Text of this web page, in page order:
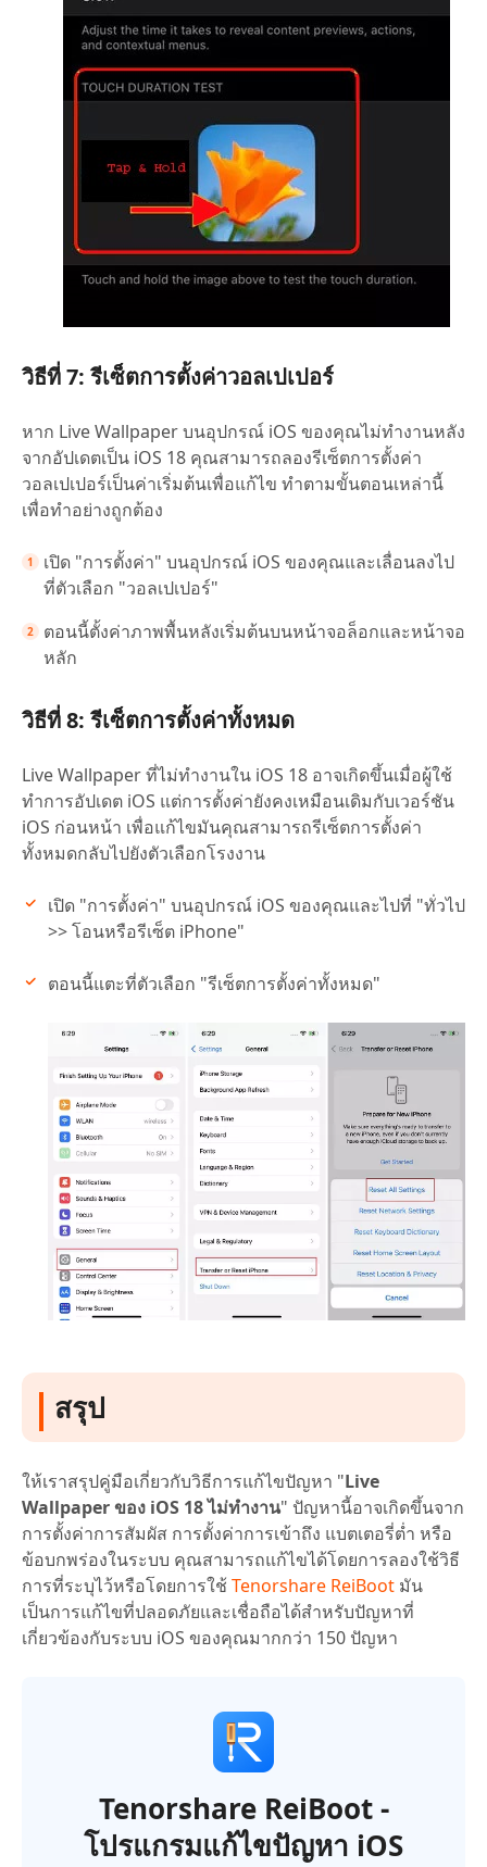
วิธีที่ 7: รีเซ็ตการตั้งค่าวอลเปเปอร์
หาก Live Wallpaper บนอุปกรณ์ iOS ของคุณไม่ทำงานหลัง
จากอัปเดตเป็น iOS 18 คุณสามารถลองรีเซ็ตการตั้งค่า
วอลเปเปอร์เป็นค่าเริ่มต้นเพื่อแก้ไข ทำตามขั้นตอนเหล่านี้
เพื่อทำอย่างถูกต้อง
เปิด "การตั้งค่า" บนอุปกรณ์ iOS ของคุณและเลื่อนลงไป
ที่ตัวเลือก "วอลเปเปอร์"
ตอนนี้ตั้งค่าภาพพื้นหลังเริ่มต้นบนหน้าจอล็อกและหน้าจอ
หลัก
วิธีที่ 8: รีเซ็ตการตั้งค่าทั้งหมด
Live Wallpaper ที่ไม่ทำงานใน iOS 18 อาจเกิดขึ้นเมื่อผู้ใช้
ทำการอัปเดต iOS แต่การตั้งค่ายังคงเหมือนเดิมกับเวอร์ชัน
iOS ก่อนหน้า เพื่อแก้ไขมันคุณสามารถรีเซ็ตการตั้งค่า
ทั้งหมดกลับไปยังตัวเลือกโรงงาน
เปิด "การตั้งค่า" บนอุปกรณ์ iOS ของคุณและไปที่ "ทั่วไป
>> โอนหรือรีเซ็ต iPhone"
ตอนนี้แตะที่ตัวเลือก "รีเซ็ตการตั้งค่าทั้งหมด"
สรุป
ให้เราสรุปคู่มือเกี่ยวกับวิธีการแก้ไขปัญหา "Live
Wallpaper ของ iOS 18 ไม่ทำงาน" ปัญหานี้อาจเกิดขึ้นจาก
การตั้งค่าการสัมผัส การตั้งค่าการเข้าถึง แบตเตอรี่ต่ำ หรือ
ข้อบกพร่องในระบบ คุณสามารถแก้ไขได้โดยการลองใช้วิธี
การที่ระบุไว้หรือโดยการใช้Tenorshare ReiBoot มัน
เป็นการแก้ไขที่ปลอดภัยและเชื่อถือได้สำหรับปัญหาที่
เกี่ยวข้องกับระบบ iOS ของคุณมากกว่า 150 ปัญหา
Tenorshare ReiBoot -
โปรแกรมแก้ไขปัญหา iOS